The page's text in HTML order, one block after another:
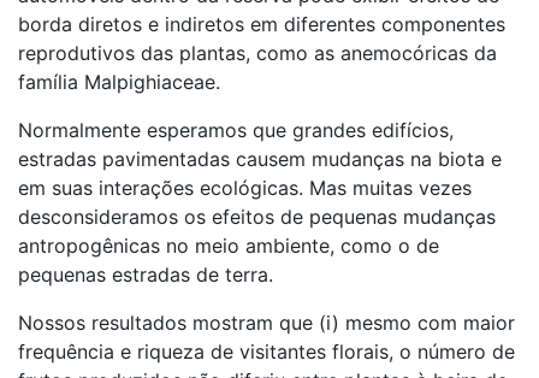
borda diretos e indiretos em diferentes componentes
reprodutivos das plantas, como as anemocóricas da
família Malpighiaceae.
Normalmente esperamos que grandes edifícios,
estradas pavimentadas causem mudanças na biota e
em suas interações ecológicas. Mas muitas vezes
desconsideramos os efeitos de pequenas mudanças
antropogênicas no meio ambiente, como o de
pequenas estradas de terra.
Nossos resultados mostram que (i) mesmo com maior
frequência e riqueza de visitantes florais, o número de